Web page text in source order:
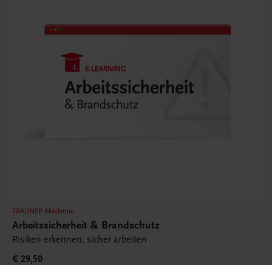
TRAUNER Akademie
Arbeitssicherheit & Brandschutz
Risiken erkennen, sicher arbeiten
€ 29,50